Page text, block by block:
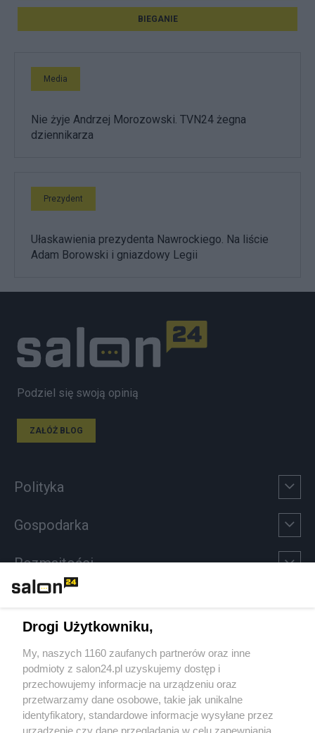
BIEGANIE
Media
Nie żyje Andrzej Morozowski. TVN24 żegna
dziennikarza
Prezydent
Ułaskawienia prezydenta Nawrockiego. Na liście
Adam Borowski i gniazdowy Legii
Podziel się swoją opinią
ZAŁÓŻ BLOG
Polityka
Gospodarka
Rozmaitości
Sport
Społeczeństwo
Kultura
Drogi Użytkowniku,
My, naszych 1160 zaufanych partnerów oraz inne
podmioty z salon24.pl uzyskujemy dostęp i
przechowujemy informacje na urządzeniu oraz
przetwarzamy dane osobowe, takie jak unikalne
identyfikatory, standardowe informacje wysyłane przez
urządzenie czy dane przeglądania w celu zapewniania